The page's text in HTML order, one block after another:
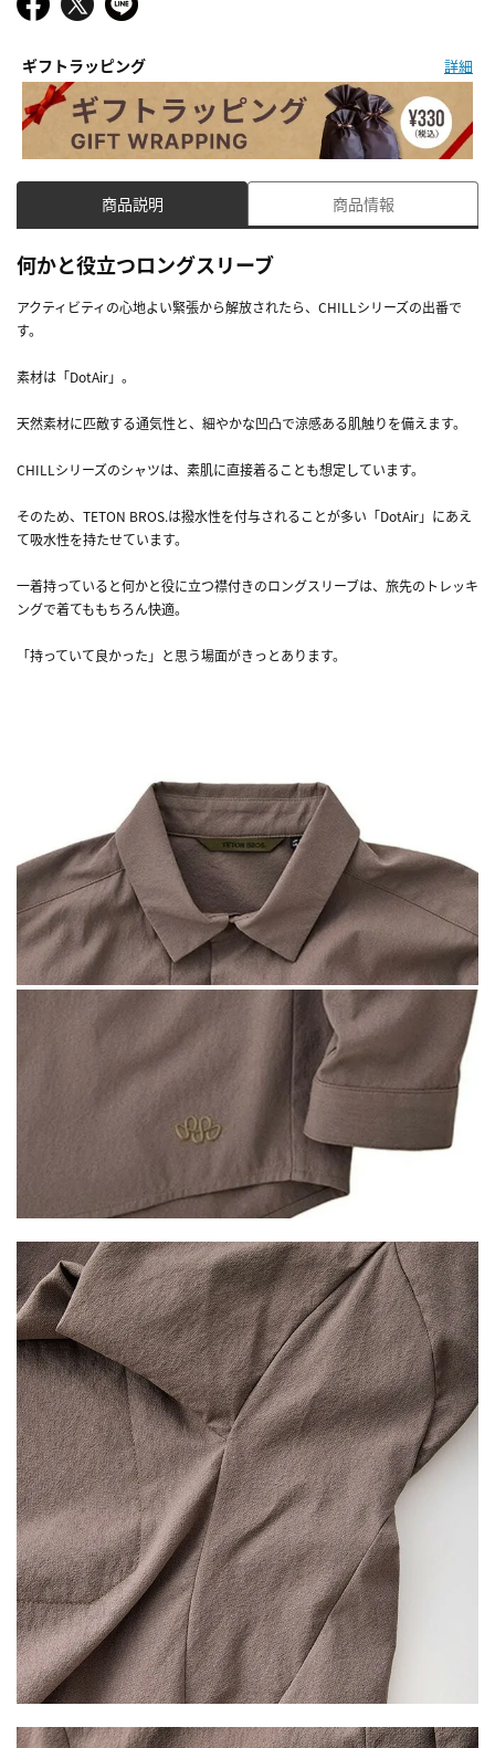
ギフトラッピング 詳細
商品説明 商品情報
何かと役立つロングスリーブ
アクティビティの心地よい緊張から解放されたら、CHILLシリーズの出番で
す。
素材は「DotAir」。
天然素材に匹敵する通気性と、細やかな凹凸で涼感ある肌触りを備えます。
CHILLシリーズのシャツは、素肌に直接着ることも想定しています。
そのため、TETON BROS.は撥水性を付与されることが多い「DotAir」にあえ
て吸水性を持たせています。
一着持っていると何かと役に立つ襟付きのロングスリーブは、旅先のトレッキ
ングで着てももちろん快適。
「持っていて良かった」と思う場面がきっとあります。